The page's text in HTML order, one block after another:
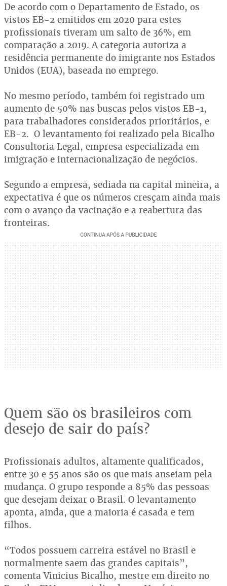
De acordo com o Departamento de Estado, os
vistos EB-2 emitidos em 2020 para estes
profissionais tiveram um salto de 36%, em
comparação a 2019. A categoria autoriza a
residência permanente do imigrante nos Estados
Unidos (EUA), baseada no emprego.
No mesmo período, também foi registrado um
aumento de 50% nas buscas pelos vistos EB-1,
para trabalhadores considerados prioritários, e
EB-2. O levantamento foi realizado pela Bicalho
Consultoria Legal, empresa especializada em
imigração e internacionalização de negócios.
Segundo a empresa, sediada na capital mineira, a
expectativa é que os números cresçam ainda mais
com o avanço da vacinação e a reabertura das
fronteiras.
Quem são os brasileiros com
desejo de sair do país?
Profissionais adultos, altamente qualificados,
entre 30 e 55 anos são os que mais anseiam pela
mudança. O grupo responde a 85% das pessoas
que desejam deixar o Brasil. O levantamento
aponta, ainda, que a maioria é casada e tem
filhos.
“Todos possuem carreira estável no Brasil e
normalmente saem das grandes capitais”,
comenta Vinicius Bicalho, mestre em direito no